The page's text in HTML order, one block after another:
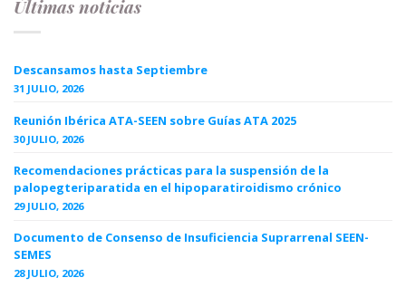
Últimas noticias
Descansamos hasta Septiembre
31 JULIO, 2026
Reunión Ibérica ATA-SEEN sobre Guías ATA 2025
30 JULIO, 2026
Recomendaciones prácticas para la suspensión de la
palopegteriparatida en el hipoparatiroidismo crónico
29 JULIO, 2026
Documento de Consenso de Insuficiencia Suprarrenal SEEN-
SEMES
28 JULIO, 2026